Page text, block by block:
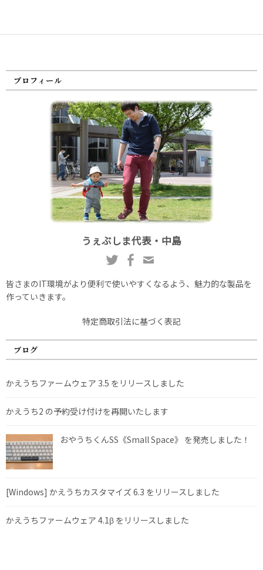
プロフィール
うぇぶしま代表・中島
皆さまのIT環境がより便利で使いやすくなるよう、魅力的な製品を
作っていきます。
特定商取引法に基づく表記
ブログ
かえうちファームウェア 3.5 をリリースしました
かえうち2 の予約受け付けを再開いたします
おやうちくんSS《Small Space》 を発売しました！
[Windows] かえうちカスタマイズ 6.3 をリリースしました
かえうちファームウェア 4.1β をリリースしました